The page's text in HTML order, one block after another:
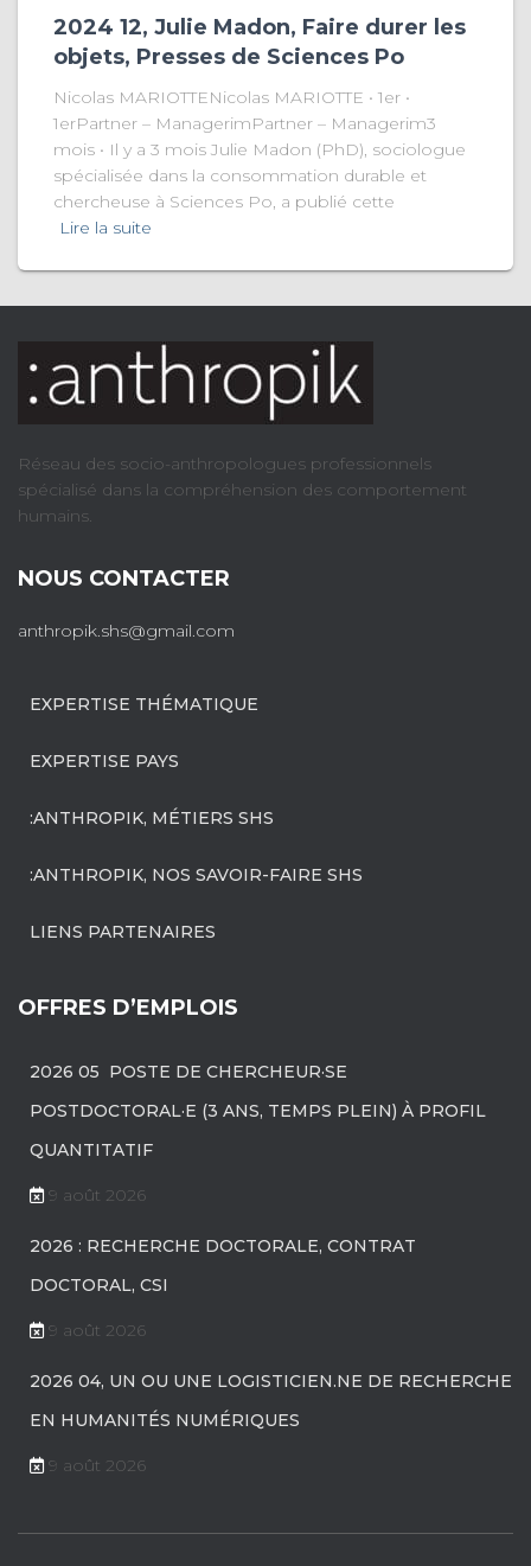
2024 12, Julie Madon, Faire durer les
objets, Presses de Sciences Po
Nicolas MARIOTTENicolas MARIOTTE • 1er •
1erPartner – ManagerimPartner – Managerim3
mois • Il y a 3 mois Julie Madon (PhD), sociologue
spécialisée dans la consommation durable et
chercheuse à Sciences Po, a publié cette
Lire la suite
Réseau des socio-anthropologues professionnels
spécialisé dans la compréhension des comportement
humains.
NOUS CONTACTER
anthropik.shs@gmail.com
EXPERTISE THÉMATIQUE
EXPERTISE PAYS
:ANTHROPIK, MÉTIERS SHS
:ANTHROPIK, NOS SAVOIR-FAIRE SHS
LIENS PARTENAIRES
OFFRES D’EMPLOIS
2026 05 POSTE DE CHERCHEUR·SE
POSTDOCTORAL·E (3 ANS, TEMPS PLEIN) À PROFIL
QUANTITATIF
9 août 2026
2026 : RECHERCHE DOCTORALE, CONTRAT
DOCTORAL, CSI
9 août 2026
2026 04, UN OU UNE LOGISTICIEN.NE DE RECHERCHE
EN HUMANITÉS NUMÉRIQUES
9 août 2026